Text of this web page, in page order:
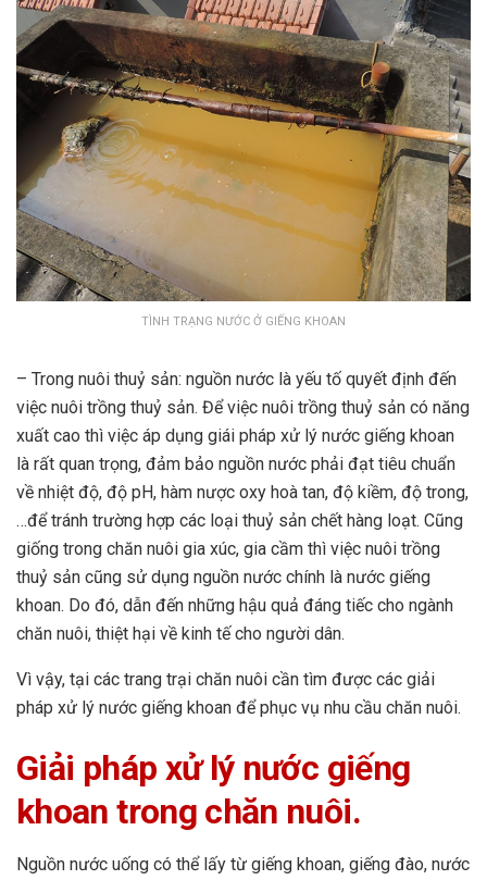
TÌNH TRẠNG NƯỚC Ở GIẾNG KHOAN
– Trong nuôi thuỷ sản: nguồn nước là yếu tố quyết định đến
việc nuôi trồng thuỷ sản. Để việc nuôi trồng thuỷ sản có năng
xuất cao thì việc áp dụng giái pháp xử lý nước giếng khoan
là rất quan trọng, đảm bảo nguồn nước phải đạt tiêu chuẩn
về nhiệt độ, độ pH, hàm nược oxy hoà tan, độ kiềm, độ trong,
…để tránh trường hợp các loại thuỷ sản chết hàng loạt. Cũng
giống trong chăn nuôi gia xúc, gia cầm thì việc nuôi trồng
thuỷ sản cũng sử dụng nguồn nước chính là nước giếng
khoan. Do đó, dẫn đến những hậu quả đáng tiếc cho ngành
chăn nuôi, thiệt hại về kinh tế cho người dân.
Vì vậy, tại các trang trại chăn nuôi cần tìm được các giải
pháp xử lý nước giếng khoan để phục vụ nhu cầu chăn nuôi.
Giải pháp xử lý nước giếng
khoan trong chăn nuôi.
Nguồn nước uống có thể lấy từ giếng khoan, giếng đào, nước